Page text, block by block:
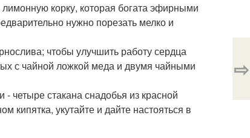
корку, которая богата эфирными
нужно порезать мелко и
чтобы улучшить работу сердца
с чайной ложкой меда и двумя чайными
- четыре стакана снадобья из красной
кипятка, укутайте и дайте настояться в
⇨